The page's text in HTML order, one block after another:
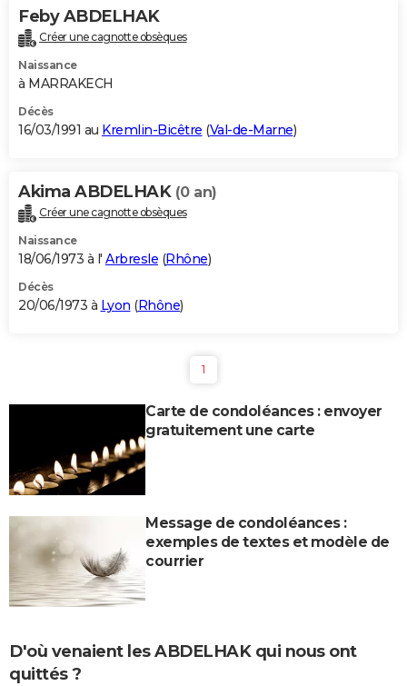
Feby ABDELHAK
Créer une cagnotte obsèques
Naissance
à MARRAKECH
Décès
16/03/1991 au Kremlin-Bicêtre (Val-de-Marne)
Akima ABDELHAK (0 an)
Créer une cagnotte obsèques
Naissance
18/06/1973 à l' Arbresle (Rhône)
Décès
20/06/1973 à Lyon (Rhône)
1
Carte de condoléances : envoyer
gratuitement une carte
Message de condoléances :
exemples de textes et modèle de
courrier
D'où venaient les ABDELHAK qui nous ont
quittés ?